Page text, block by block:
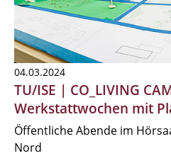
04.03.2024
TU/ISE | CO_LIVING
Werkstattwochen mit
Öffentliche Abende im
Nord